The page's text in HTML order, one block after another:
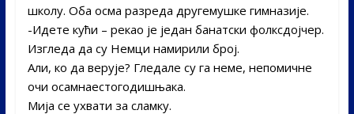
школу. Оба осма разреда другемушке гимназије.­
-Идете кући – рекао је један банатски фолксдојчер.
Изгледа да су Немци намирили број.
Али, ко да верује? Гледале су га неме, непомичне
очи осамнаестогодишњака.
Мија се ухвати за сламку.­